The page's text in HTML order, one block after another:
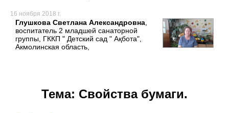
16 ноября 2018 г.
Глушкова Светлана Александровна,
воспитатель 2 младшей санаторной
группы, ГККП " Детский сад " Ақбота",
Акмолинская область,
Тема: Свойства бумаги.